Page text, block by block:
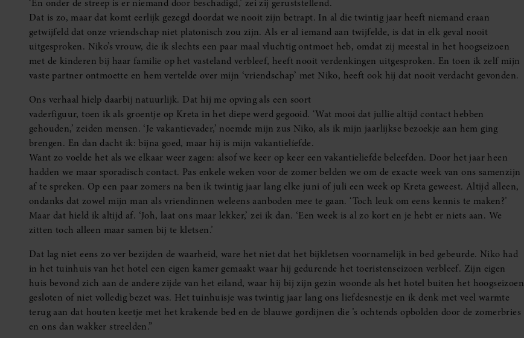
‘En onder de streep is er niemand door beschadigd,’ zei zij geruststellend.
Dat is zo, maar dat komt eerlijk gezegd doordat we nooit zijn betrapt. In al die twintig jaar heeft niemand eraan
getwijfeld dat onze vriendschap niet platonisch zou zijn. Als er al iemand aan twijfelde, is dat in elk geval nooit
uitgesproken. Niko’s vrouw, die ik slechts een paar maal vluchtig ontmoet heb, omdat zij meestal in het hoogseizoen
met de kinderen bij haar familie op het vasteland verbleef, heeft nooit verdenkingen uitgesproken. En toen ik zelf mijn
vaste partner ontmoette en hem vertelde over mijn ‘vriendschap’ met Niko, heeft ook hij dat nooit verdacht gevonden.
Ons verhaal hielp daarbij natuurlijk. Dat hij me opving als een soort
vaderfiguur, toen ik als groentje op Kreta in het diepe werd gegooid. ‘Wat mooi dat jullie altijd contact hebben
gehouden,’ zeiden mensen. ‘Je vakantievader,’ noemde mijn zus Niko, als ik mijn jaarlijkse bezoekje aan hem ging
brengen. En dan dacht ik: bijna goed, maar hij is mijn vakantielíefde.
Want zo voelde het als we elkaar weer zagen: alsof we keer op keer een vakantieliefde beleefden. Door het jaar heen
hadden we maar sporadisch contact. Pas enkele weken voor de zomer belden we om de exacte week van ons samenzijn
af te spreken. Op een paar zomers na ben ik twintig jaar lang elke juni of juli een week op Kreta geweest. Altijd alleen,
ondanks dat zowel mijn man als vriendinnen weleens aanboden mee te gaan. ‘Toch leuk om eens kennis te maken?’
Maar dat hield ik altijd af. ‘Joh, laat ons maar lekker,’ zei ik dan. ‘Een week is al zo kort en je hebt er niets aan. We
zitten toch alleen maar samen bij te kletsen.’
Dat lag niet eens zo ver bezijden de waarheid, ware het niet dat het bijkletsen voornamelijk in bed gebeurde. Niko had
in het tuinhuis van het hotel een eigen kamer gemaakt waar hij gedurende het toeristenseizoen verbleef. Zijn eigen
huis bevond zich aan de andere zijde van het eiland, waar hij bij zijn gezin woonde als het hotel buiten het hoogseizoen
gesloten of niet volledig bezet was. Het tuinhuisje was twintig jaar lang ons liefdesnestje en ik denk met veel warmte
terug aan dat houten keetje met het krakende bed en de blauwe gordijnen die ’s ochtends opbolden door de zomerbries
en ons dan wakker streelden.”